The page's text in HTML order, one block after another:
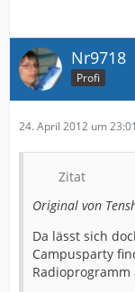
Nr9718
Profi
24. April 2012 um 23:01
Zitat
Original von
Da lässt sich
Campusparty
Radioprogramm